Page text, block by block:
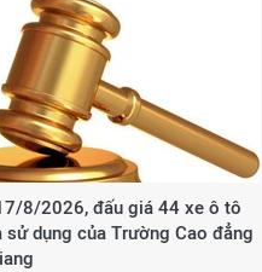
8/2026, đấu giá 44 xe ô tô
sử dụng của Trường Cao đẳng